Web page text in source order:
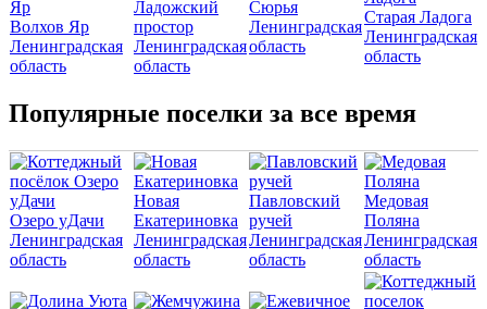
Волхов Яр
Ленинградская
область
Ладожский
простор
Ленинградская
область
Сюрья
Ленинградская
область
Старая Ладога
Ленинградская
область
Популярные поселки за все время
Озеро уДачи
Ленинградская
область
Новая
Екатериновка
Ленинградская
область
Павловский
ручей
Ленинградская
область
Медовая
Поляна
Ленинградская
область